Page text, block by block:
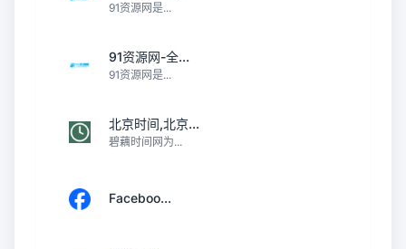
91资源网是...
91资源网-全...
91资源网是...
北京时间,北京...
碧藕时间网为...
Faceboo...